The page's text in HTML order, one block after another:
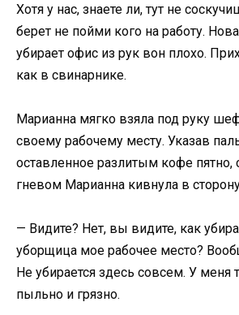
Хотя у нас, знаете ли, тут не
берет не пойми кого на работу.
убирает офис из рук вон плохо.
как в свинарнике.
Марианна мягко взяла под руку
своему рабочему месту. Указав
оставленное разлитым кофе
гневом Марианна кивнула в
— Видите? Нет, вы видите, как
уборщица мое рабочее место?
Не убирается здесь совсем. У меня
пыльно и грязно.